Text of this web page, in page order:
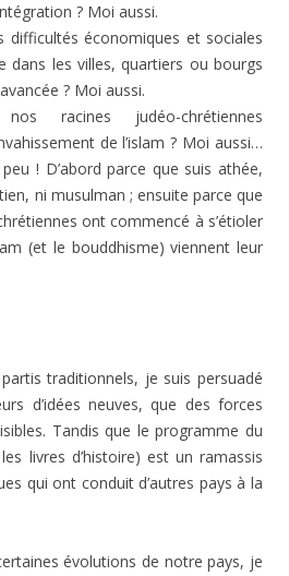
? Moi aussi.
difficultés économiques et sociales
dans les villes, quartiers ou bourgs
? Moi aussi.
racines judéo-chrétiennes
de l’islam ? Moi aussi…
! D’abord parce que suis athée,
ni musulman ; ensuite parce que
ont commencé à s’étioler
(et le bouddhisme) viennent leur
traditionnels, je suis persuadé
d’idées neuves, que des forces
Tandis que le programme du
livres d’histoire) est un ramassis
qui ont conduit d’autres pays à la
évolutions de notre pays, je